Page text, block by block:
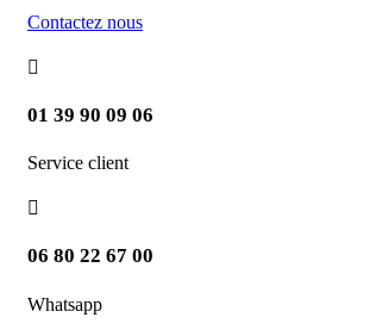
Contactez nous
01 39 90 09 06
Service client
06 80 22 67 00
Whatsapp